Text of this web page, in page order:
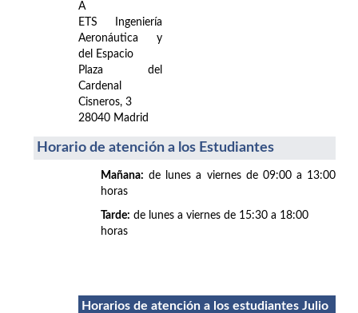
A
ETS Ingeniería
Aeronáutica y
del Espacio
Plaza del
Cardenal
Cisneros, 3
28040 Madrid
Horario de atención a los Estudiantes
Mañana: de lunes a viernes de 09:00 a 13:00
horas
Tarde: de lunes a viernes de 15:30 a 18:00
horas
Horarios de atención a los estudiantes Julio